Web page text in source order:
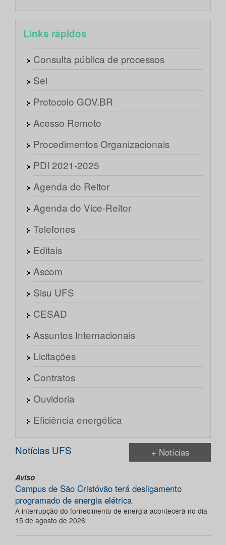
Links rápidos
Consulta pública de processos
Sei
Protocolo GOV.BR
Acesso Remoto
Procedimentos Organizacionais
PDI 2021-2025
Agenda do Reitor
Agenda do Vice-Reitor
Telefones
Editais
Ascom
Sisu UFS
CESAD
Assuntos Internacionais
Licitações
Contratos
Ouvidoria
Eficiência energética
Notícias UFS + Notícias
Aviso
Campus de São Cristóvão terá desligamento
programado de energia elétrica
A interrupção do fornecimento de energia acontecerá no dia
15 de agosto de 2026